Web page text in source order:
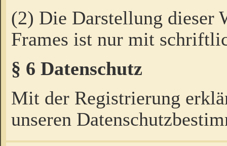
(2) Die Darstellung dieser
Frames ist nur mit
§ 6 Datenschutz
Mit der Registrierung
unseren